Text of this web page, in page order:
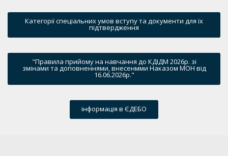
Категорії спеціальних умов вступу та документи для їх
підтвердження
"Правила прийому на навчання до КДІДМ 2026р. зі
змінами та доповненнями, внесенмми Наказом МОН від
16.06.2026р."
інформація в ЄДЕБО